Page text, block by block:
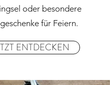
oder besondere
für Feiern.
ENTDECKEN